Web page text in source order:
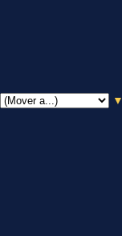
▼